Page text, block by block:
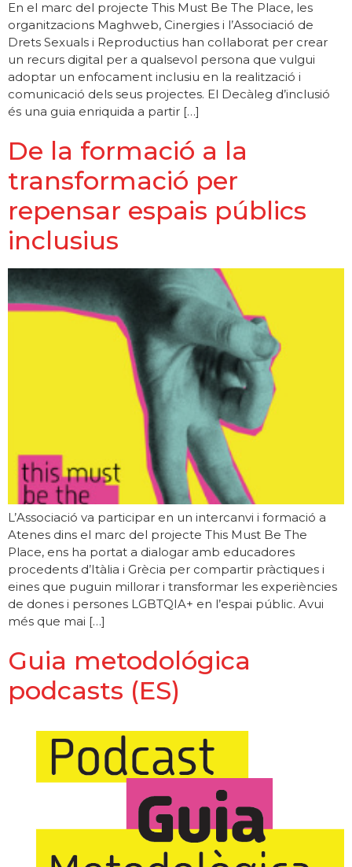
En el marc del projecte This Must Be The Place, les
organitzacions Maghweb, Cinergies i l’Associació de
Drets Sexuals i Reproductius han col·laborat per crear
un recurs digital per a qualsevol persona que vulgui
adoptar un enfocament inclusiu en la realització i
comunicació dels seus projectes. El Decàleg d’inclusió
és una guia enriquida a partir […]
De la formació a la
transformació per
repensar espais públics
inclusius
L’Associació va participar en un intercanvi i formació a
Atenes dins el marc del projecte This Must Be The
Place, ens ha portat a dialogar amb educadores
procedents d’Itàlia i Grècia per compartir pràctiques i
eines que puguin millorar i transformar les experiències
de dones i persones LGBTQIA+ en l’espai públic. Avui
més que mai […]
Guia metodológica
podcasts (ES)